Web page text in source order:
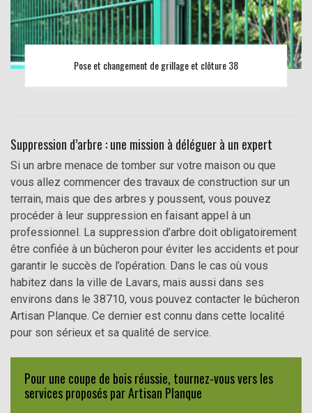
Pose et changement de grillage et clôture 38
Suppression d’arbre : une mission à déléguer à un expert
Si un arbre menace de tomber sur votre maison ou que
vous allez commencer des travaux de construction sur un
terrain, mais que des arbres y poussent, vous pouvez
procéder à leur suppression en faisant appel à un
professionnel. La suppression d’arbre doit obligatoirement
être confiée à un bûcheron pour éviter les accidents et pour
garantir le succès de l’opération. Dans le cas où vous
habitez dans la ville de Lavars, mais aussi dans ses
environs dans le 38710, vous pouvez contacter le bûcheron
Artisan Planque. Ce dernier est connu dans cette localité
pour son sérieux et sa qualité de service.
Pour une coupe de bois réussie, tournez-vous vers les
services proposés par Artisan Planque